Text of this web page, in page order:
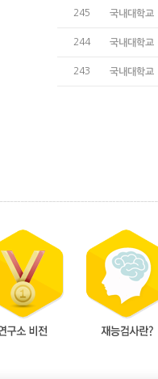
245 국내대학교
244 국내대학교
243 국내대학교